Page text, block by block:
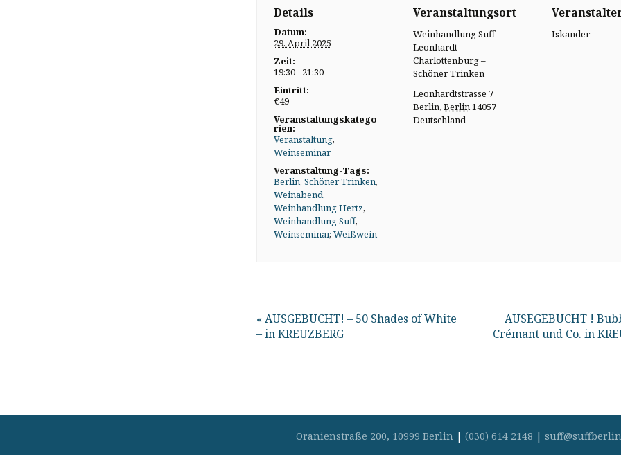
Details
Datum:
29. April 2025
Zeit:
19:30 - 21:30
Eintritt:
€49
Veranstaltungskatego
rien:
Veranstaltung,
Weinseminar
Veranstaltung-Tags:
Berlin,Schöner Trinken,
Weinabend,
Weinhandlung Hertz,
Weinhandlung Suff,
Weinseminar,Weißwein
Veranstaltungsort
Weinhandlung Suff
Leonhardt
Charlottenburg –
Schöner Trinken
Leonhardtstrasse 7
Berlin, Berlin14057
Deutschland
Iskander
« AUSGEBUCHT! – 50 Shades of White
– in KREUZBERG
AUSEGEBUCHT !
Crémant und Co. in
Oranienstraße 200, 10999 Berlin | (030) 614 2148 |